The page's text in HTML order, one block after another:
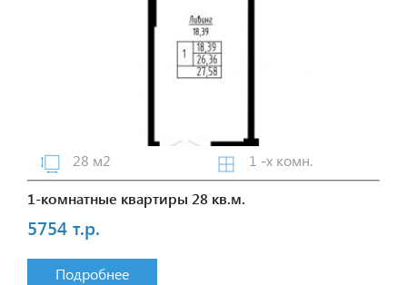
28 м2
1 -х комн.
1-комнатные квартиры 28 кв.м.
5754 т.р.
Подробнее